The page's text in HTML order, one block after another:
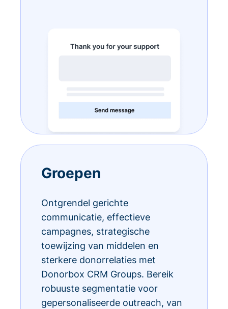
Groepen
Ontgrendel gerichte
communicatie, effectieve
campagnes, strategische
toewijzing van middelen en
sterkere donorrelaties met
Donorbox CRM Groups. Bereik
robuuste segmentatie voor
gepersonaliseerde outreach, van